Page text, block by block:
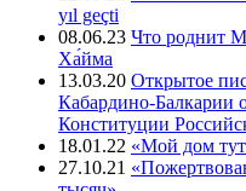
yıl geçti
08.06.23 Что роднит
Ха́йма
13.03.20 Открытое
Кабардино-Балкарии
Конституции
18.01.22 «Мой дом
27.10.21